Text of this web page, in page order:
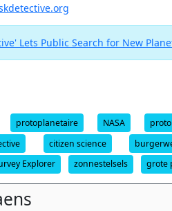
Lets Public Search for New
protoplanetaire NASA
citizen science
Explorer zonnestelsels grote